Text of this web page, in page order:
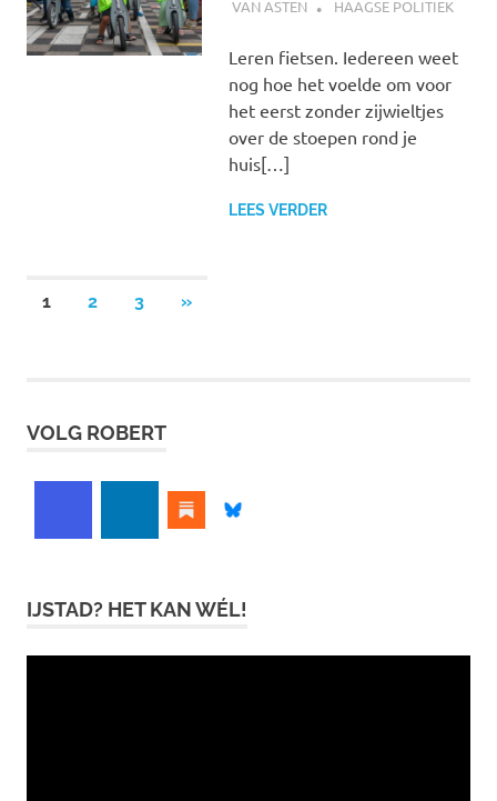
VAN ASTEN HAAGSE POLITIEK
Leren fietsen. Iedereen weet
nog hoe het voelde om voor
het eerst zonder zijwieltjes
over de stoepen rond je
huis[…]
LEES VERDER
Berichten
1 2 3
VOLGENDE
»
VOLG ROBERT
IJSTAD? HET KAN WÉL!